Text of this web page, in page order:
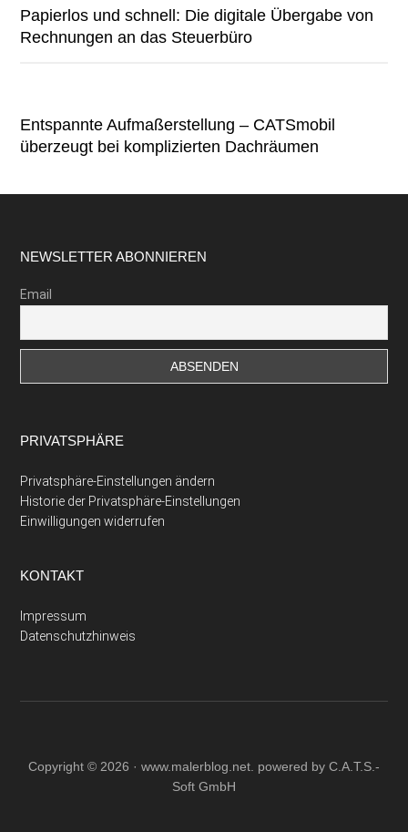
Papierlos und schnell: Die digitale Übergabe von
Rechnungen an das Steuerbüro
Entspannte Aufmaßerstellung – CATSmobil
überzeugt bei komplizierten Dachräumen
Footer
NEWSLETTER ABONNIEREN
Email
PRIVATSPHÄRE
Privatsphäre-Einstellungen ändern
Historie der Privatsphäre-Einstellungen
Einwilligungen widerrufen
KONTAKT
Impressum
Datenschutzhinweis
Copyright © 2026 · www.malerblog.net . powered by C.A.T.S.-
Soft GmbH